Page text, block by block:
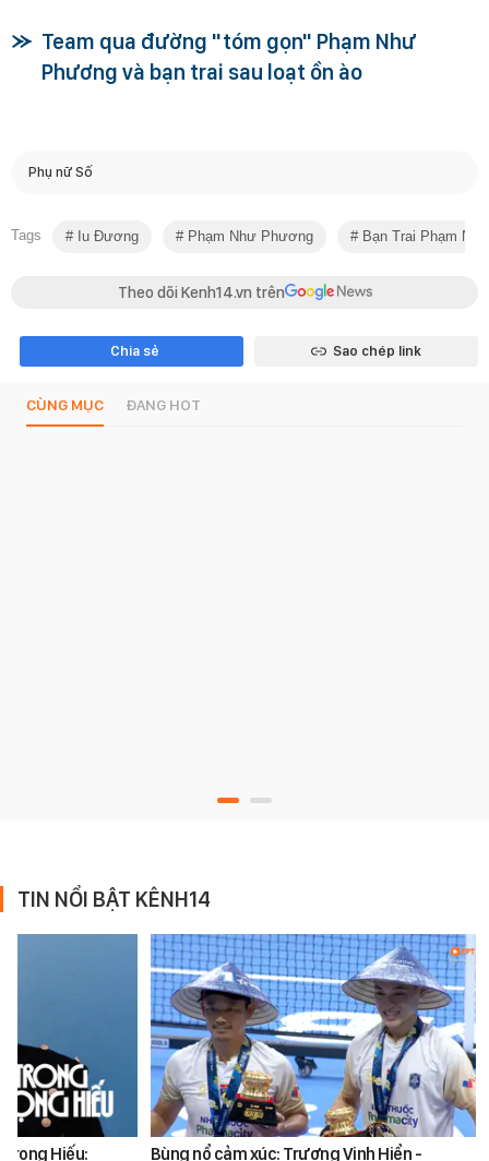
Team qua đường "tóm gọn" Phạm Như
Phương và bạn trai sau loạt ồn ào
Phụ nữ Số
Tags Iu Đương Phạm Như Phương Bạn Trai Phạm
Theo dõi Kenh14.vn trên
Chia sẻ Sao chép link
CÙNG MỤC ĐANG HOT
TIN NỔI BẬT KÊNH14
Hiếu: Bùng nổ cảm xúc: Trương Vinh Hiển -